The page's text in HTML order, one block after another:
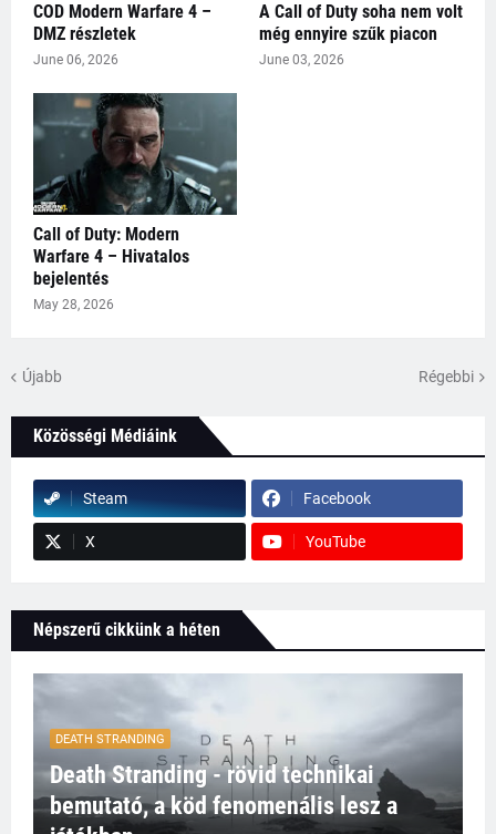
COD Modern Warfare 4 –
DMZ részletek
June 06, 2026
A Call of Duty soha nem volt
még ennyire szűk piacon
June 03, 2026
Call of Duty: Modern
Warfare 4 – Hivatalos
bejelentés
May 28, 2026
Újabb Régebbi
Közösségi Médiáink
Steam Facebook
X YouTube
Népszerű cikkünk a héten
DEATH STRANDING
Death Stranding - rövid technikai
bemutató, a köd fenomenális lesz a